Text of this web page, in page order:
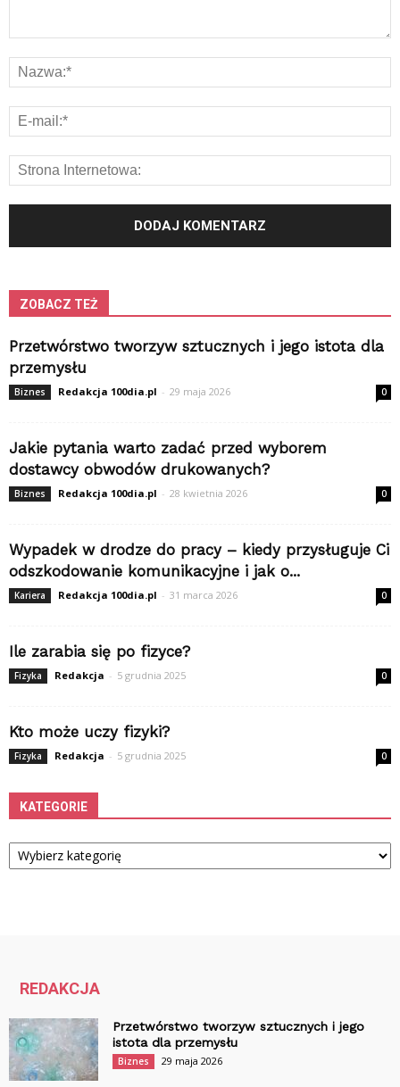
ZOBACZ TEŻ
Przetwórstwo tworzyw sztucznych i jego istota dla
przemysłu
Biznes Redakcja 100dia.pl - 29 maja 2026 0
Jakie pytania warto zadać przed wyborem
dostawcy obwodów drukowanych?
Biznes Redakcja 100dia.pl - 28 kwietnia 2026 0
Wypadek w drodze do pracy – kiedy przysługuje Ci
odszkodowanie komunikacyjne i jak o...
Kariera Redakcja 100dia.pl - 31 marca 2026 0
Ile zarabia się po fizyce?
Fizyka Redakcja - 5 grudnia 2025 0
Kto może uczy fizyki?
Fizyka Redakcja - 5 grudnia 2025 0
KATEGORIE
Kategorie
REDAKCJA
Przetwórstwo tworzyw sztucznych i jego
istota dla przemysłu
Biznes 29 maja 2026